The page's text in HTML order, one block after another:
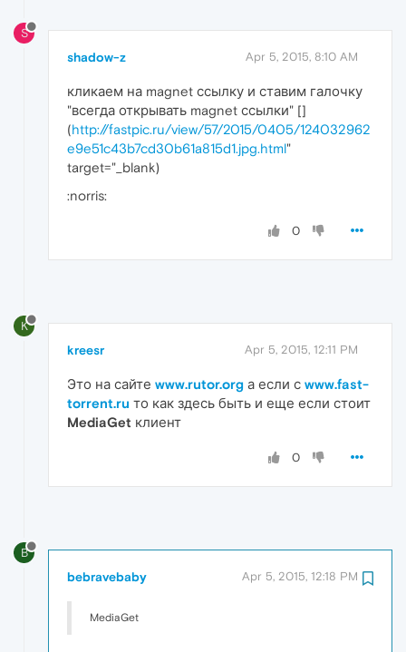
S
shadow-z Apr 5, 2015, 8:10 AM
кликаем на magnet ссылку и ставим галочку
"всегда открывать magnet ссылки" []
(http://fastpic.ru/view/57/2015/0405/124032962
e9e51c43b7cd30b61a815d1.jpg.html"
target="_blank)
:norris:
0
K
kreesr Apr 5, 2015, 12:11 PM
Это на сайте www.rutor.org а если с www.fast-
torrent.ru то как здесь быть и еще если стоит
MediaGet клиент
0
B
bebravebaby Apr 5, 2015, 12:18 PM
MediaGet